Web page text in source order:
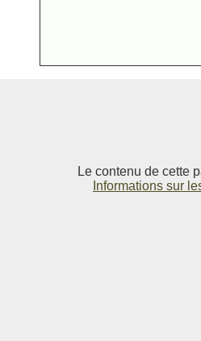
Le contenu de cette
Informations sur